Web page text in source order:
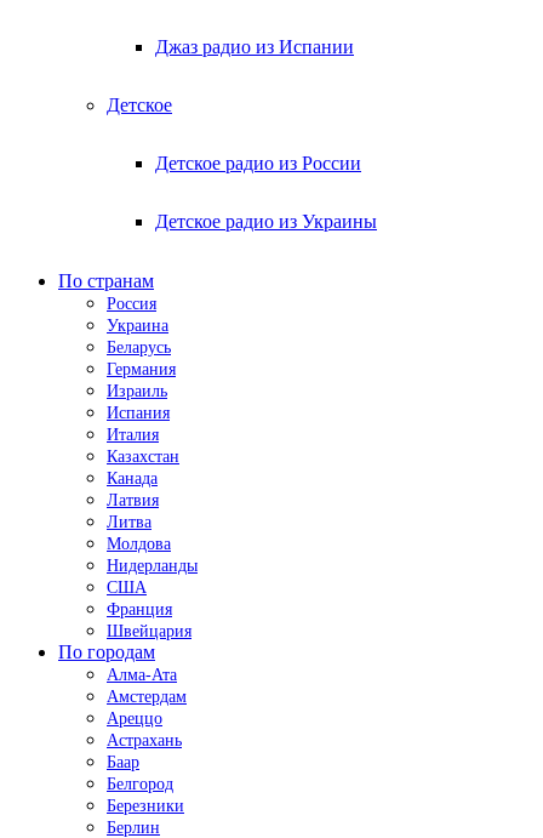
Джаз радио из Испании
Детское
Детское радио из России
Детское радио из Украины
По странам
Россия
Украина
Беларусь
Германия
Израиль
Испания
Италия
Казахстан
Канада
Латвия
Литва
Молдова
Нидерланды
США
Франция
Швейцария
По городам
Алма-Ата
Амстердам
Ареццо
Астрахань
Баар
Белгород
Березники
Берлин